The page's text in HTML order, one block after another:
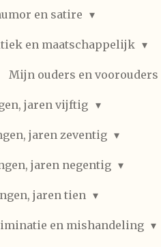
en satire
en maatschappelijk
Mijn ouders en voorouders
jaren vijftig
jaren zeventig
jaren negentig
jaren tien
en mishandeling